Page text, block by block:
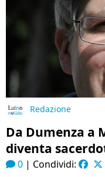
Redazione
Da Dumenza a
diventa
0 | Condividi: